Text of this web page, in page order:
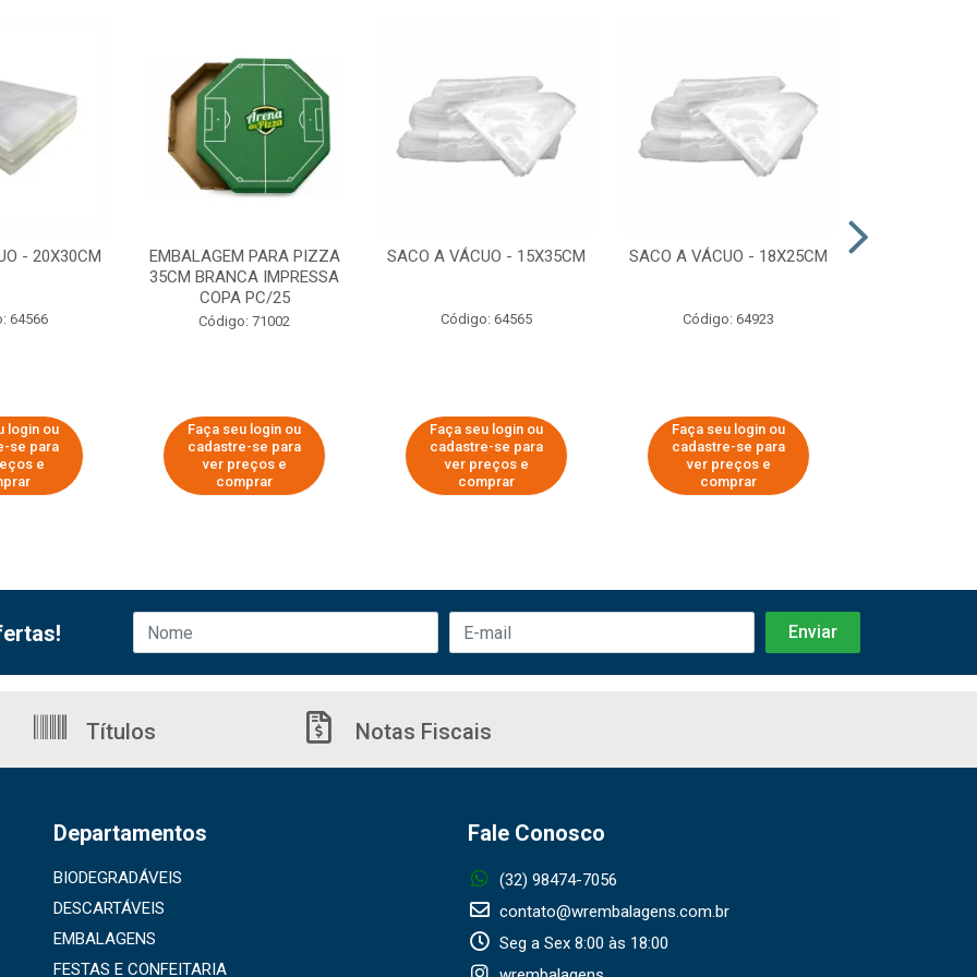
- 20X30CM
64566
login ou
se para
e
EMBALAGEM PARA PIZZA
35CM BRANCA IMPRESSA
COPA PC/25
Código: 71002
Faça seu login ou
cadastre-se para
ver preços e
comprar
SACO A VÁCUO - 15X35CM
Código: 64565
Faça seu login ou
cadastre-se para
ver preços e
comprar
SACO A VÁCUO - 18X25CM
Código: 64923
Faça seu login ou
cadastre-se para
ver preços e
comprar
Títulos Notas Fiscais
Departamentos
BIODEGRADÁVEIS
DESCARTÁVEIS
EMBALAGENS
FESTAS E CONFEITARIA
Fale Conosco
(32) 98474-7056
contato@wrembalagens.com.br
Seg a Sex 8:00 às 18:00